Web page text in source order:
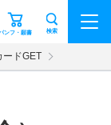
ンフ・願書 検索
ードGET